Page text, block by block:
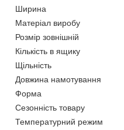
Ширина
Матеріал виробу
Розмір зовнішній
Кількість в ящику
Щільність
Довжина намотування
Форма
Сезонність товару
Температурний режим